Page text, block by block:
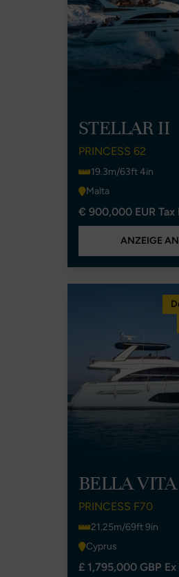
STELLAR II
PRINCESS 62
19.3m/63ft 4in
Malta
€ 900,000 EUR Tax
ANZEIGE
BELLA VITA
PRINCESS F70
21.25m/69ft 9in
Cyprus
£ 1,795,000 GBP Ex